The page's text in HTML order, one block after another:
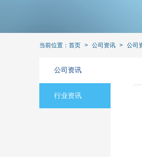
当前位置： 首页 > 公司资讯 > 公司
公司资讯
行业资讯